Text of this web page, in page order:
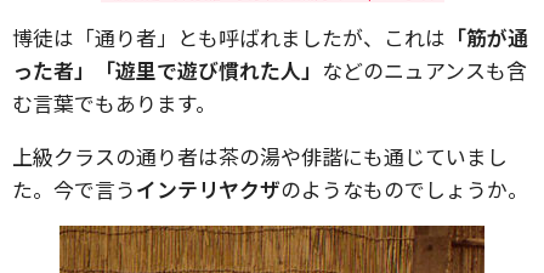
博徒は「通り者」とも呼ばれましたが、これは 「筋が通
った者」「遊里で遊び慣れた人」 などのニュアンスも含
む言葉でもあります。
上級クラスの通り者は茶の湯や俳諧にも通じていまし
た。今で言うインテリヤクザのようなものでしょうか。